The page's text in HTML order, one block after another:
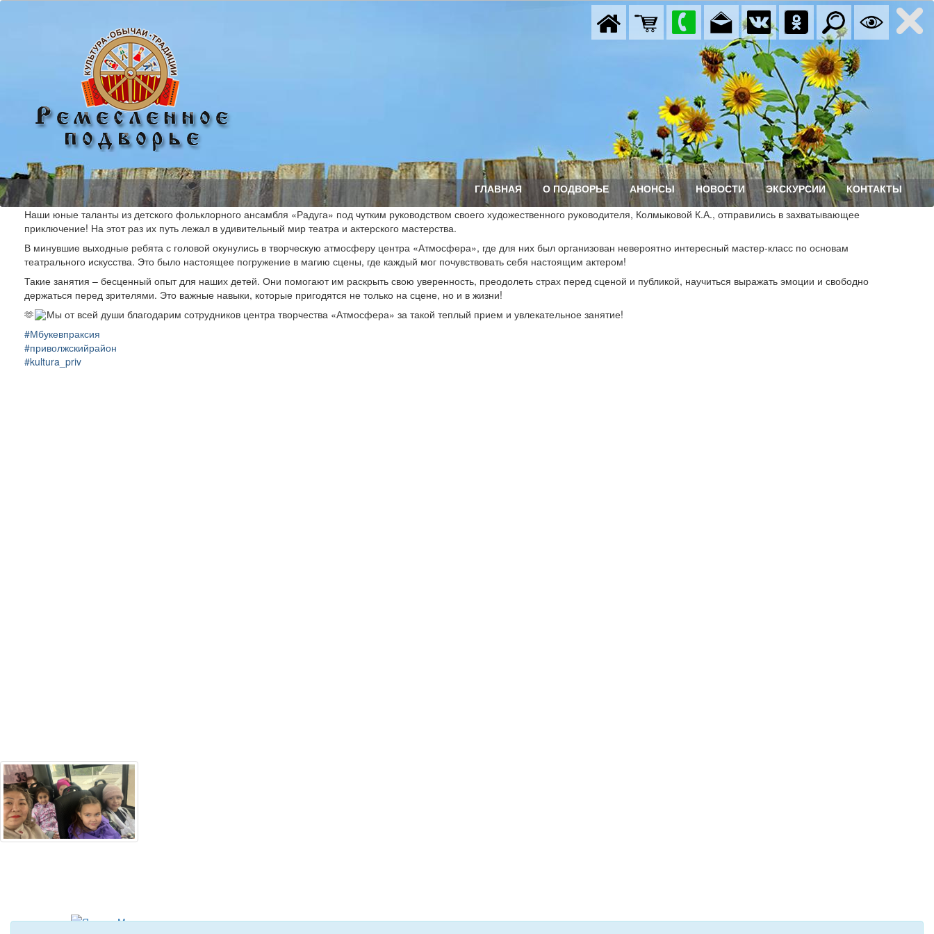
ГЛАВНАЯ О ПОДВОРЬЕ АНОНСЫ НОВОСТИ ЭКСКУРСИИ КОНТАКТЫ
Наши юные таланты из детского фольклорного ансамбля «Радуга» под чутким руководством своего художественного руководителя, Колмыковой К.А., отправились в захватывающее
приключение! На этот раз их путь лежал в удивительный мир театра и актерского мастерства.
В минувшие выходные ребята с головой окунулись в творческую атмосферу центра «Атмосфера», где для них был организован невероятно интересный мастер-класс по основам
театрального искусства. Это было настоящее погружение в магию сцены, где каждый мог почувствовать себя настоящим актером!
Такие занятия – бесценный опыт для наших детей. Они помогают им раскрыть свою уверенность, преодолеть страх перед сценой и публикой, научиться выражать эмоции и свободно
держаться перед зрителями. Это важные навыки, которые пригодятся не только на сцене, но и в жизни!
🫶
Мы от всей души благодарим сотрудников центра творчества «Атмосфера» за такой теплый прием и увлекательное занятие!
#Мбукевпраксия
#приволжскийрайон
#kultura_priv
Оценили
23
человека